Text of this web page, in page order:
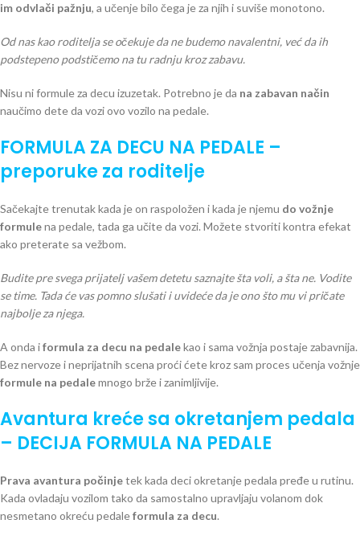
im odvlači pažnju, a učenje bilo čega je za njih i suviše monotono.
Od nas kao roditelja se očekuje da ne budemo navalentni, već da ih
podstepeno podstičemo na tu radnju kroz zabavu.
Nisu ni formule za decu izuzetak. Potrebno je da na zabavan način
naučimo dete da vozi ovo vozilo na pedale.
FORMULA ZA DECU NA PEDALE –
preporuke za roditelje
Sačekajte trenutak kada je on raspoložen i kada je njemu do vožnje
formulena pedale, tada ga učite da vozi. Možete stvoriti kontra efekat
ako preterate sa vežbom.
Budite pre svega prijatelj vašem detetu saznajte šta voli, a šta ne. Vodite
se time. Tada će vas pomno slušati i uvideće da je ono što mu vi pričate
najbolje za njega.
A onda iformula za decu na pedalekao i sama vožnja postaje zabavnija.
Bez nervoze i neprijatnih scena proći ćete kroz sam proces učenja vožnje
formule na pedalemnogo brže i zanimljivije.
Avantura kreće sa okretanjem pedala
– DECIJA FORMULA NA PEDALE
Prava avantura počinjetek kada deci okretanje pedala pređe u rutinu.
Kada ovladaju vozilom tako da samostalno upravljaju volanom dok
nesmetano okreću pedaleformula za decu.